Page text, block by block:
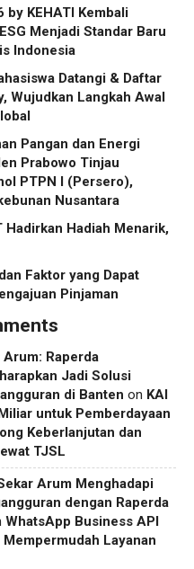
by KEHATI Kembali
Menjadi Standar Baru
Indonesia
Datangi & Daftar
Wujudkan Langkah Awal
Pangan dan Energi
Prabowo Tinjau
PTPN I (Persero),
Nusantara
Hadirkan Hadiah Menarik,
Faktor yang Dapat
Pinjaman
Raperda
Jadi Solusi
di Banten on KAI
untuk Pemberdayaan
Keberlanjutan dan
TJSL
Arum Menghadapi
dengan Raperda
WhatsApp Business API
Layanan